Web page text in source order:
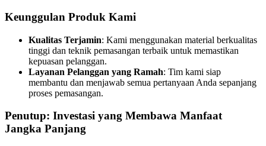
Keunggulan Produk Kami
Kualitas Terjamin: Kami menggunakan material berkualitas
tinggi dan teknik pemasangan terbaik untuk memastikan
kepuasan pelanggan.
Layanan Pelanggan yang Ramah: Tim kami siap
membantu dan menjawab semua pertanyaan Anda sepanjang
proses pemasangan.
Penutup: Investasi yang Membawa Manfaat
Jangka Panjang